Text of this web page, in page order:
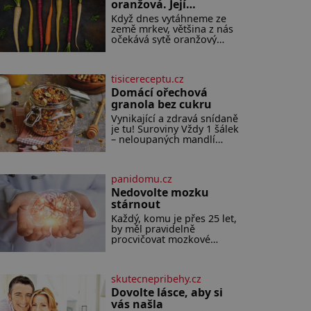
oranžová. Její
neuvěřitelný příběh
začíná fialovou barvou
Když dnes vytáhneme ze
země mrkev, většina z nás
očekává sytě oranžový
oranžová. Je fialová, žlutá,
bílá, někdy dokonce téměř
černá. Až díky stovkám let
pečlivého šlechtění se z ní
stává zelenina, bez které si
českou zahradu ani
nedokážeme představit.
tisicereceptu.cz
Domácí ořechová
granola bez cukru
Vynikající a zdravá snídaně
je tu! Suroviny Vždy 1 šálek
– neloupaných mandlí
rozinek 3 šálky ovesných
vloček 1 lžíce mlet
panidomu.cz
Nedovolte mozku
stárnout
Každý, komu je přes 25 let,
by měl pravidelně
procvičovat mozkové
problém vzpomenout si na
jméno kolegy z práce.
Nebo marně v paměti
skutecnepribehy.cz
Dovolte lásce, aby si
vás našla